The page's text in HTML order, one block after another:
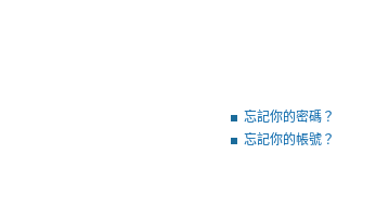
忘記你的密碼？
忘記你的帳號？